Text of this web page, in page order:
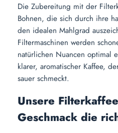
Die Zubereitung mit der
Bohnen, die sich durch ihre
den idealen Mahlgrad
Filtermaschinen werden
natürlichen Nuancen optimal
klarer, aromatischer Kaffee,
sauer schmeckt.
Unsere
Geschmack die